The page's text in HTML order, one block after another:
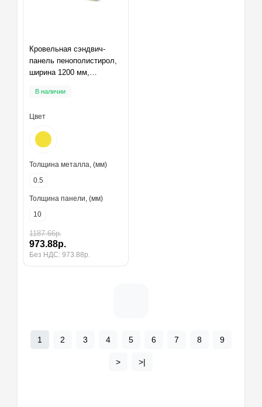
Кровельная сэндвич-
панель пенополистирол,
ширина 1200 мм,
В наличии
Цвет
Толщина металла, (мм)
0.5
Толщина панели, (мм)
10
1187.66р.
973.88р.
Без НДС: 973.88р.
1 2 3 4 5 6 7 8 9
> >|